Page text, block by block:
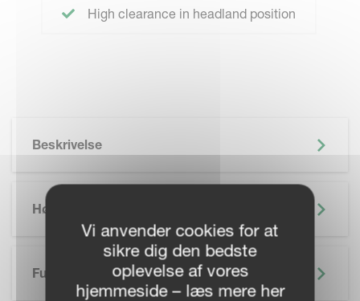
High clearance in headland position
Beskrivelse
Højdepunkter
Funktioner
Vi anvender cookies for at
sikre dig den bedste
oplevelse af vores
hjemmeside – læs mere her